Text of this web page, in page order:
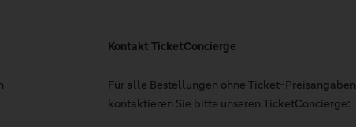
Kontakt TicketConcierge
Für alle Bestellungen ohne Ticket-Preisangaben
kontaktieren Sie bitte unseren TicketConcierge: